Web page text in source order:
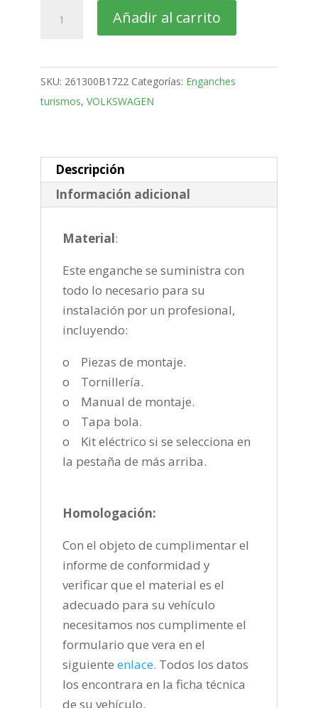
VOLKSWAGEN
Bora
Bola
fija
de
cantidad
Añadir al carrito
SKU: 261300B1722 Categorías: Enganches
turismos, VOLKSWAGEN
Descripción
Información adicional
Material:
Este enganche se suministra con
todo lo necesario para su
instalación por un profesional,
incluyendo:
o Piezas de montaje.
o Tornillería.
o Manual de montaje.
o Tapa bola.
o Kit eléctrico si se selecciona en
la pestaña de más arriba.
Homologación:
Con el objeto de cumplimentar el
informe de conformidad y
verificar que el material es el
adecuado para su vehículo
necesitamos nos cumplimente el
formulario que vera en el
siguiente enlace. Todos los datos
los encontrara en la ficha técnica
de su vehículo.